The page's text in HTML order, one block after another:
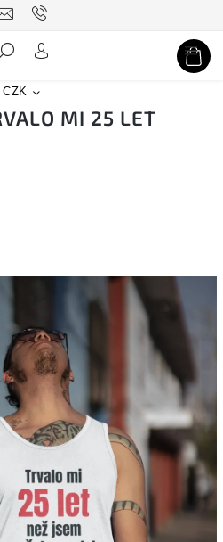
CZK
Hledat
MI 25 LET